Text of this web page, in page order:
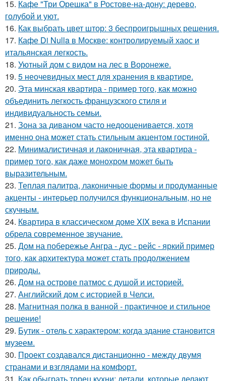
15. Кафе "Три Орешка" в Ростове-на-дону: дерево,
голубой и уют.
16. Как выбрать цвет штор: 3 беспроигрышных решения.
17. Кафе Di Nulla в Москве: контролируемый хаос и
итальянская легкость.
18. Уютный дом с видом на лес в Воронеже.
19. 5 неочевидных мест для хранения в квартире.
20. Эта минская квартира - пример того, как можно
объединить легкость французского стиля и
индивидуальность семьи.
21. Зона за диваном часто недооценивается, хотя
именно она может стать стильным акцентом гостиной.
22. Минималистичная и лаконичная, эта квартира -
пример того, как даже монохром может быть
выразительным.
23. Теплая палитра, лаконичные формы и продуманные
акценты - интерьер получился функциональным, но не
скучным.
24. Квартира в классическом доме XIX века в Испании
обрела современное звучание.
25. Дом на побережье Ангра - дус - рейс - яркий пример
того, как архитектура может стать продолжением
природы.
26. Дом на острове патмос с душой и историей.
27. Английский дом с историей в Челси.
28. Магнитная полка в ванной - практичное и стильное
решение!
29. Бутик - отель с характером: когда здание становится
музеем.
30. Проект создавался дистанционно - между двумя
странами и взглядами на комфорт.